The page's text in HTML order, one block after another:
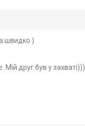
швидко )
друг був у захваті)))